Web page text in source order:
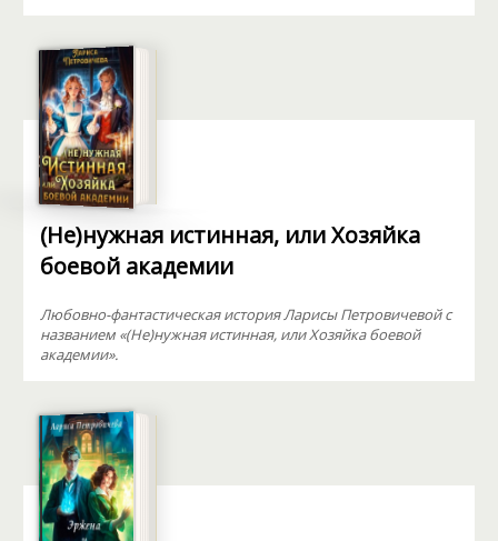
(Не)нужная истинная, или Хозяйка
боевой академии
Любовно-фантастическая история Ларисы Петровичевой с
названием «(Не)нужная истинная, или Хозяйка боевой
академии».